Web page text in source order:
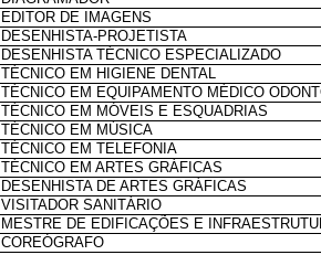
EDITOR DE IMAGENS
DESENHISTA-PROJETISTA
DESENHISTA TÉCNICO ESPECIALIZADO
TÉCNICO EM HIGIENE DENTAL
TÉCNICO EM EQUIPAMENTO MÉDICO
TÉCNICO EM MÓVEIS E ESQUADRIAS
TÉCNICO EM MÚSICA
TÉCNICO EM TELEFONIA
TÉCNICO EM ARTES GRÁFICAS
DESENHISTA DE ARTES GRÁFICAS
VISITADOR SANITÁRIO
MESTRE DE EDIFICAÇÕES E
COREÓGRAFO